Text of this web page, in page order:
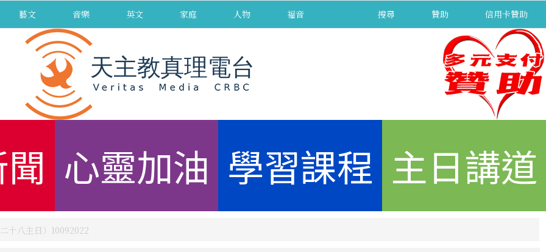
藝文 音樂 英文 家庭 人物 福音 搜尋 贊助 信用卡贊助
心靈加油 學習課程 主日講道
十八主日）10092022